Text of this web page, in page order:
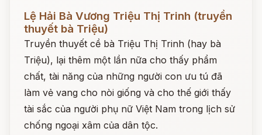
Lệ Hải Bà Vương Triệu Thị Trinh (truyền
thuyết bà Triệu)
Truyền thuyết cề bà Triệu Thị Trinh (hay bà
Triệu), lại thêm một lần nữa cho thấy phẩm
chất, tài năng của những người con ưu tú đã
làm vẻ vang cho nòi giống và cho thế giới thấy
tài sắc của người phụ nữ Việt Nam trong lịch sử
chống ngoại xâm của dân tộc.